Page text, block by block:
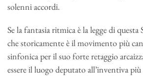
solenni accordi.
Se la fantasia ritmica è la legge di
che storicamente è il movimento più
sinfonica per il suo forte retaggio
essere il luogo deputato all’inventiva